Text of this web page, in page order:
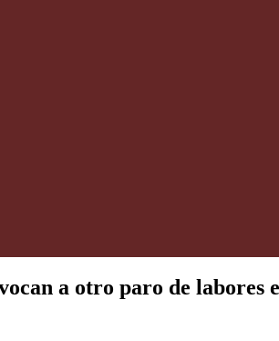
a otro paro de labores